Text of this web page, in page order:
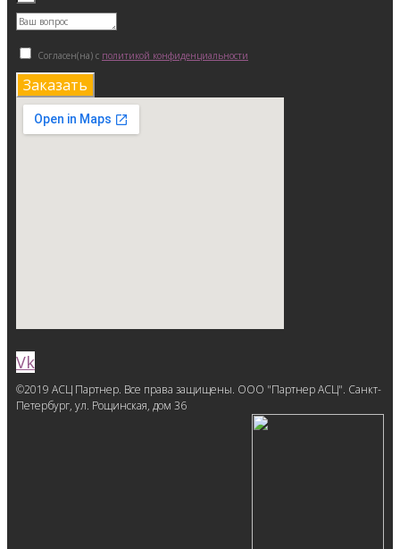
Согласен(на) с политикой конфиденциальности
Заказать
Vk
©2019 АСЦ Партнер. Все права защищены. ООО "Партнер АСЦ". Санкт-
Петербург, ул. Рощинская, дом 36